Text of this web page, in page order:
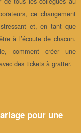
ce changement
et, en tant que
à l’écoute de chacun.
comment créer une
des tickets à gratter.
pour une